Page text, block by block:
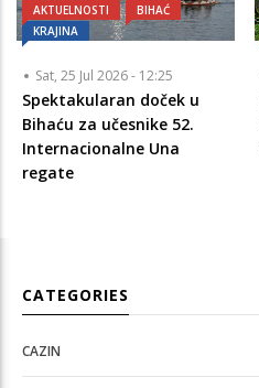
AKTUELNOSTI
BIHAĆ
KRAJINA
Sat, 25 Jul 2026 - 12:25
Spektakularan doček u
Bihaću za učesnike 52.
Internacionalne Una
regate
CATEGORIES
CAZIN